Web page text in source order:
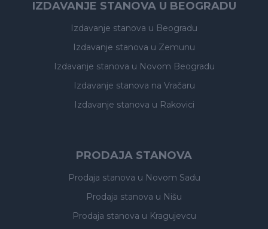
IZDAVANJE STANOVA U BEOGRADU
Izdavanje stanova u Beogradu
Izdavanje stanova u Zemunu
Izdavanje stanova u Novom Beogradu
Izdavanje stanova na Vračaru
Izdavanje stanova u Rakovici
PRODAJA STANOVA
Prodaja stanova u Novom Sadu
Prodaja stanova u Nišu
Prodaja stanova u Kragujevcu